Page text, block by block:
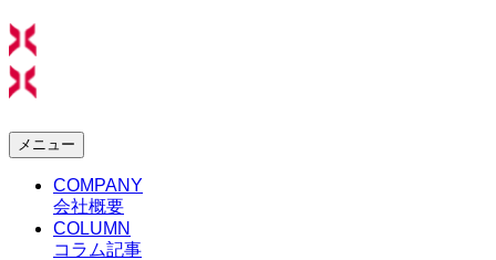
メニュー
COMPANY
会社概要
COLUMN
コラム記事